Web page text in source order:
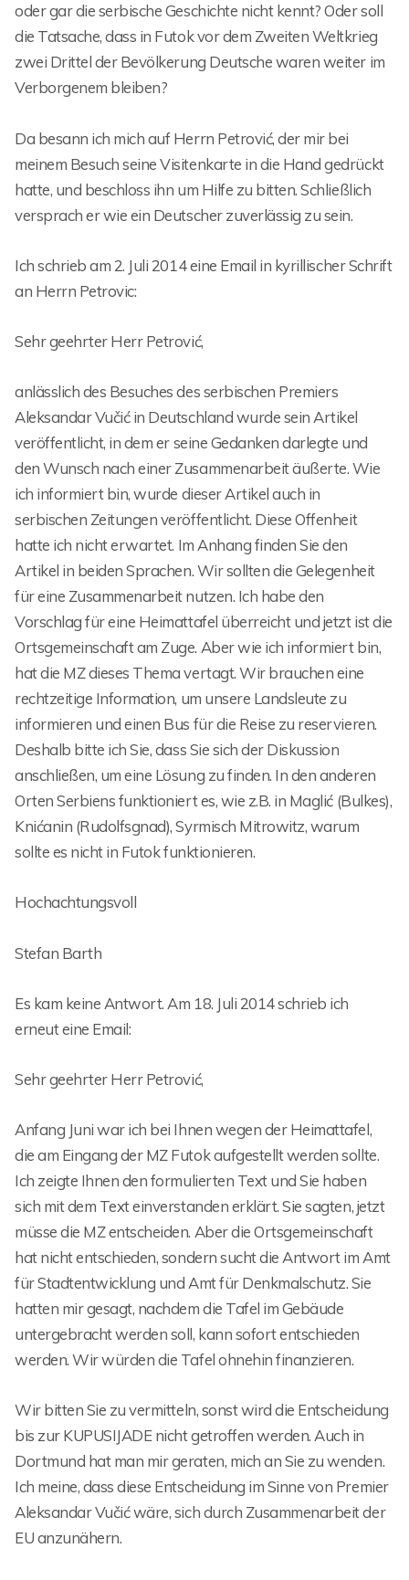
oder gar die serbische Geschichte nicht kennt? Oder soll
die Tatsache, dass in Futok vor dem Zweiten Weltkrieg
zwei Drittel der Bevölkerung Deutsche waren weiter im
Verborgenem bleiben?
Da besann ich mich auf Herrn Petrović, der mir bei
meinem Besuch seine Visitenkarte in die Hand gedrückt
hatte, und beschloss ihn um Hilfe zu bitten. Schließlich
versprach er wie ein Deutscher zuverlässig zu sein.
Ich schrieb am 2. Juli 2014 eine Email in kyrillischer Schrift
an Herrn Petrovic:
Sehr geehrter Herr Petrović,
anlässlich des Besuches des serbischen Premiers
Aleksandar Vučić in Deutschland wurde sein Artikel
veröffentlicht, in dem er seine Gedanken darlegte und
den Wunsch nach einer Zusammenarbeit äußerte. Wie
ich informiert bin, wurde dieser Artikel auch in
serbischen Zeitungen veröffentlicht. Diese Offenheit
hatte ich nicht erwartet. Im Anhang finden Sie den
Artikel in beiden Sprachen. Wir sollten die Gelegenheit
für eine Zusammenarbeit nutzen. Ich habe den
Vorschlag für eine Heimattafel überreicht und jetzt ist die
Ortsgemeinschaft am Zuge. Aber wie ich informiert bin,
hat die MZ dieses Thema vertagt. Wir brauchen eine
rechtzeitige Information, um unsere Landsleute zu
informieren und einen Bus für die Reise zu reservieren.
Deshalb bitte ich Sie, dass Sie sich der Diskussion
anschließen, um eine Lösung zu finden. In den anderen
Orten Serbiens funktioniert es, wie z.B. in Maglić (Bulkes),
Knićanin (Rudolfsgnad), Syrmisch Mitrowitz, warum
sollte es nicht in Futok funktionieren.
Hochachtungsvoll
Stefan Barth
Es kam keine Antwort. Am 18. Juli 2014 schrieb ich
erneut eine Email:
Sehr geehrter Herr Petrović,
Anfang Juni war ich bei Ihnen wegen der Heimattafel,
die am Eingang der MZ Futok aufgestellt werden sollte.
Ich zeigte Ihnen den formulierten Text und Sie haben
sich mit dem Text einverstanden erklärt. Sie sagten, jetzt
müsse die MZ entscheiden. Aber die Ortsgemeinschaft
hat nicht entschieden, sondern sucht die Antwort im Amt
für Stadtentwicklung und Amt für Denkmalschutz. Sie
hatten mir gesagt, nachdem die Tafel im Gebäude
untergebracht werden soll, kann sofort entschieden
werden. Wir würden die Tafel ohnehin finanzieren.
Wir bitten Sie zu vermitteln, sonst wird die Entscheidung
bis zur KUPUSIJADE nicht getroffen werden. Auch in
Dortmund hat man mir geraten, mich an Sie zu wenden.
Ich meine, dass diese Entscheidung im Sinne von Premier
Aleksandar Vučić wäre, sich durch Zusammenarbeit der
EU anzunähern.